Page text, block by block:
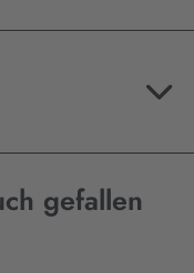
gefallen